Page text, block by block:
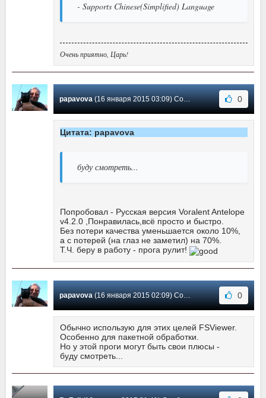
- Supports Chinese(Simplified) Language
Очень приятно, Царь!
papavova(16 января 2015 03:09) Сообщение #13 0
Цитата: papavova
буду смотреть...
Попробовал - Русская версия Voralent Antelope
v4.2.0 ,Понравилась,всё просто и быстро.
Без потери качества уменьшается около 10%,
а с потерей (на глаз не заметил) на 70%.
Т.Ч. беру в работу - прога рулит!
papavova(16 января 2015 02:09) Сообщение #12 0
Обычно использую для этих целей FSViewer.
Особенно для пакетной обработки.
Но у этой проги могут быть свои плюсы -
буду смотреть...